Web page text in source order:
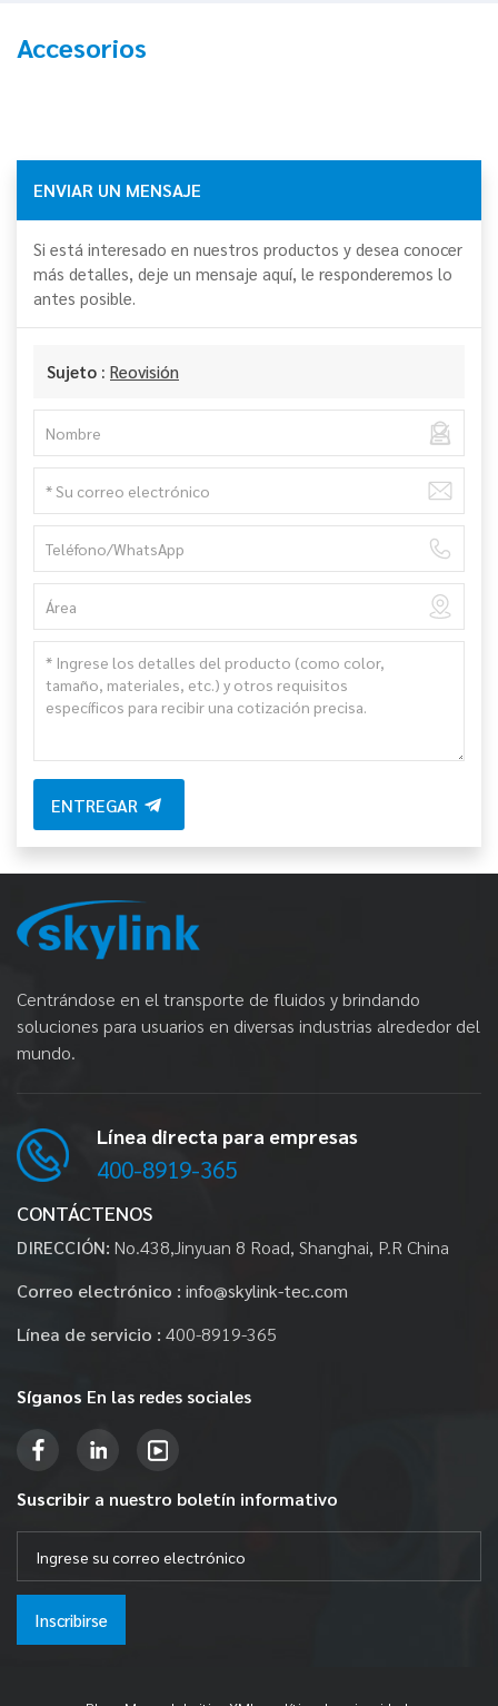
Accesorios
ENVIAR UN MENSAJE
Si está interesado en nuestros productos y desea conocer
más detalles, deje un mensaje aquí, le responderemos lo
antes posible.
Sujeto : Reovisión
ENTREGAR
Centrándose en el transporte de fluidos y brindando
soluciones para usuarios en diversas industrias alrededor del
mundo.
Línea directa para empresas
400-8919-365
CONTÁCTENOS
DIRECCIÓN: No.438,Jinyuan 8 Road, Shanghai, P.R China
Correo electrónico : info@skylink-tec.com
Línea de servicio : 400-8919-365
Síganos En las redes sociales
Suscribir a nuestro boletín informativo
Inscribirse